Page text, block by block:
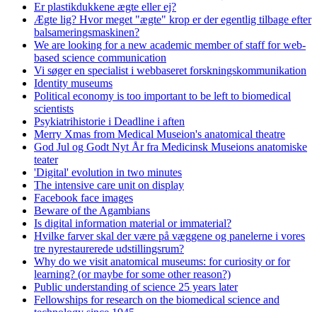
Er plastikdukkene ægte eller ej?
Ægte lig? Hvor meget "ægte" krop er der egentlig tilbage efter
balsameringsmaskinen?
We are looking for a new academic member of staff for web-
based science communication
Vi søger en specialist i webbaseret forskningskommunikation
Identity museums
Political economy is too important to be left to biomedical
scientists
Psykiatrihistorie i Deadline i aften
Merry Xmas from Medical Museion's anatomical theatre
God Jul og Godt Nyt År fra Medicinsk Museions anatomiske
teater
'Digital' evolution in two minutes
The intensive care unit on display
Facebook face images
Beware of the Agambians
Is digital information material or immaterial?
Hvilke farver skal der være på væggene og panelerne i vores
tre nyrestaurerede udstillingsrum?
Why do we visit anatomical museums: for curiosity or for
learning? (or maybe for some other reason?)
Public understanding of science 25 years later
Fellowships for research on the biomedical science and